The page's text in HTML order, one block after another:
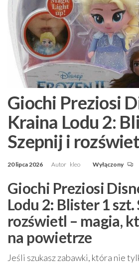
Giochi Preziosi
Kraina Lodu 2:
Szepnij i
20 lipca 2026 Autor kleo Wyłączony
Giochi Preziosi
Lodu 2: Blister 1 szt.
rozświetl – magia,
na powietrze
Jeśli szukasz zabawki, która nie